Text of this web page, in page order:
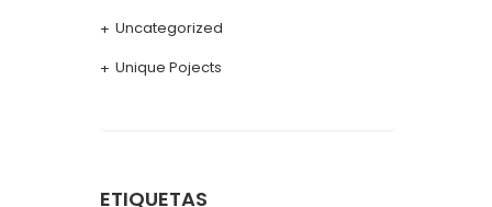
Uncategorized
Unique Pojects
ETIQUETAS